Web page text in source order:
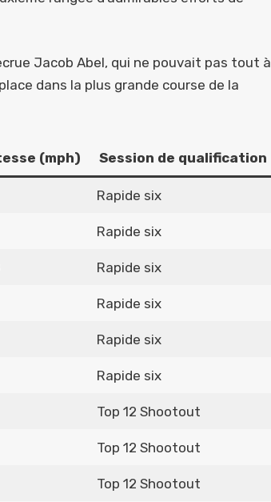
Jacob Abel, qui ne pouvait pas tout à
dans la plus grande course de la
(mph) Session de qualification
Rapide six
Rapide six
Rapide six
Rapide six
Rapide six
Rapide six
Top 12 Shootout
Top 12 Shootout
Top 12 Shootout